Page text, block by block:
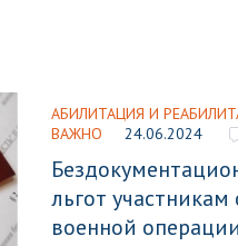
АБИЛИТАЦИЯ И
ВАЖНО
24.06.2024
льгот
военной